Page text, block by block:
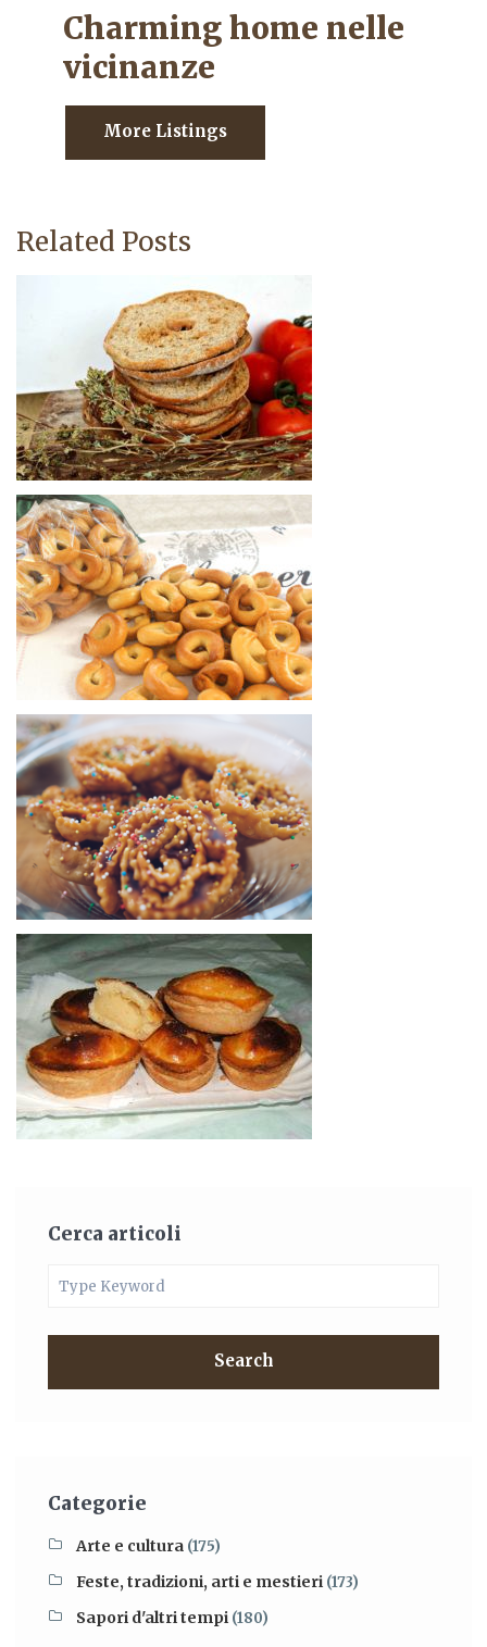
Charming home nelle
vicinanze
More Listings
Related Posts
Cerca articoli
Search
Categorie
Arte e cultura (175)
Feste, tradizioni, arti e mestieri (173)
Sapori d'altri tempi (180)